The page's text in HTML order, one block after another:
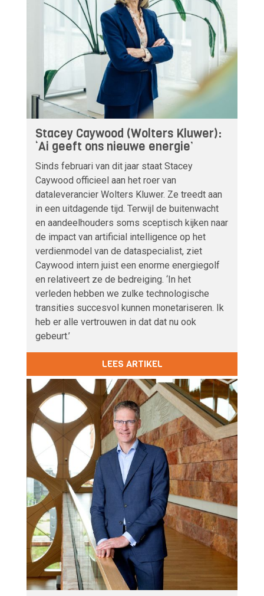
Stacey Caywood (Wolters Kluwer):
‘Ai geeft ons nieuwe energie’
Sinds februari van dit jaar staat Stacey
Caywood officieel aan het roer van
dataleverancier Wolters Kluwer. Ze treedt aan
in een uitdagende tijd. Terwijl de buitenwacht
en aandeelhouders soms sceptisch kijken naar
de impact van artificial intelligence op het
verdienmodel van de dataspecialist, ziet
Caywood intern juist een enorme energiegolf
en relativeert ze de bedreiging. ‘In het
verleden hebben we zulke technologische
transities succesvol kunnen monetariseren. Ik
heb er alle vertrouwen in dat dat nu ook
gebeurt.’
LEES ARTIKEL